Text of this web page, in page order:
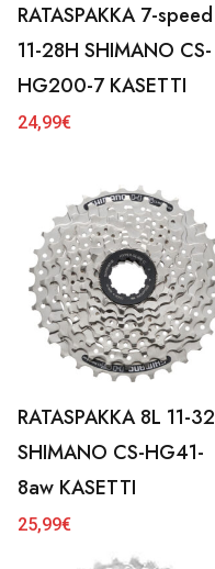
RATASPAKKA 7-speed
11-28H SHIMANO CS-
HG200-7 KASETTI
24,99€
RATASPAKKA 8L 11-32
SHIMANO CS-HG41-
8aw KASETTI
25,99€